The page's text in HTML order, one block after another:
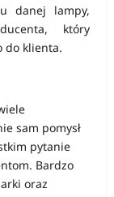
danej lampy,
który
do klienta.
sam pomysł
pytanie
Bardzo
oraz